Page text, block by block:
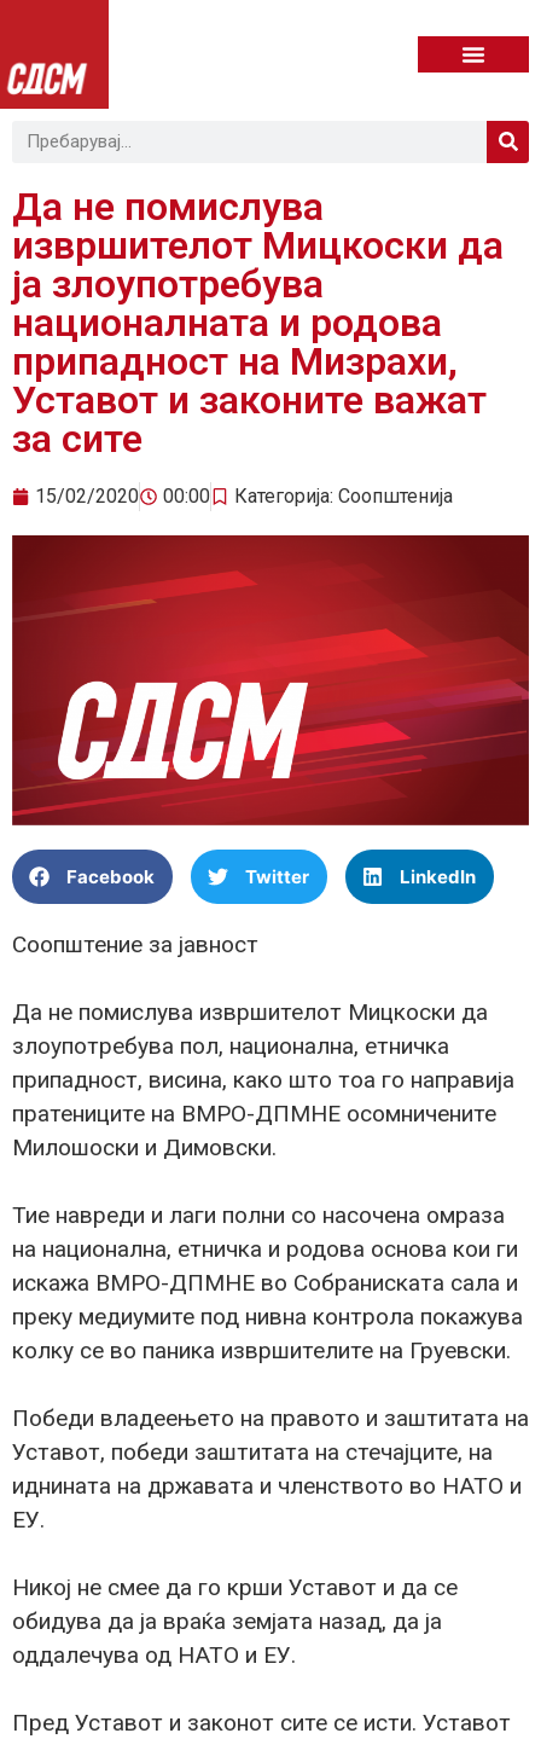
Да не помислува
извршителот Мицкоски да
ја злоупотребува
националната и родова
припадност на Мизрахи,
Уставот и законите важат
за сите
15/02/2020 00:00 Категорија: Соопштенија
Facebook Twitter LinkedIn
Соопштение за јавност
Да не помислува извршителот Мицкоски да
злоупотребува пол, национална, етничка
припадност, висина, како што тоа го направија
пратениците на ВМРО-ДПМНЕ осомничените
Милошоски и Димовски.
Тие навреди и лаги полни со насочена омраза
на национална, етничка и родова основа кои ги
искажа ВМРО-ДПМНЕ во Собраниската сала и
преку медиумите под нивна контрола покажува
колку се во паника извршителите на Груевски.
Победи владеењето на правото и заштитата на
Уставот, победи заштитата на стечајците, на
иднината на државата и членството во НАТО и
ЕУ.
Никој не смее да го крши Уставот и да се
обидува да ја враќа земјата назад, да ја
оддалечува од НАТО и ЕУ.
Пред Уставот и законот сите се исти. Уставот